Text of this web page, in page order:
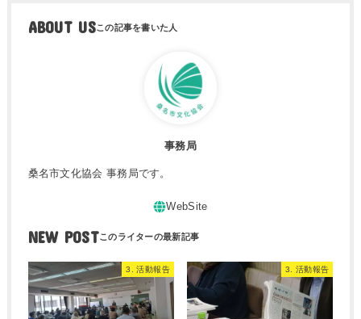
ABOUT US
事務局
桑名市文化協会 事務局です。
NEW POST
3. 活動報告 3. 活動報告